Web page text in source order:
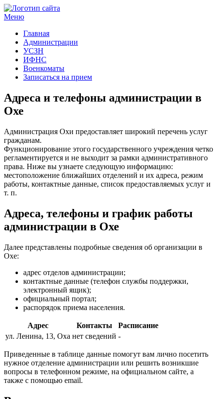
Меню
Главная
Администрации
УСЗН
ИФНС
Военкоматы
Записаться на прием
Адреса и телефоны администрации в
Охе
Администрация Охи предоставляет широкий перечень услуг
гражданам.
Функционирование этого государственного учреждения четко
регламентируется и не выходит за рамки административного
права. Ниже вы узнаете следующую информацию:
местоположение ближайших отделений и их адреса, режим
работы, контактные данные, список предоставляемых услуг и
т. п.
Адреса, телефоны и график работы
администрации в Охе
Далее представлены подробные сведения об организации в
Охе:
адрес отделов администрации;
контактные данные (телефон службы поддержки,
электронный ящик);
официальный портал;
распорядок приема населения.
Адрес Контакты
Расписание
ул. Ленина, 13, Оха нет сведений -
Приведенные в таблице данные помогут вам лично посетить
нужное отделение администрации или решить возникшие
вопросы в телефонном режиме, на официальном сайте, а
также с помощью email.